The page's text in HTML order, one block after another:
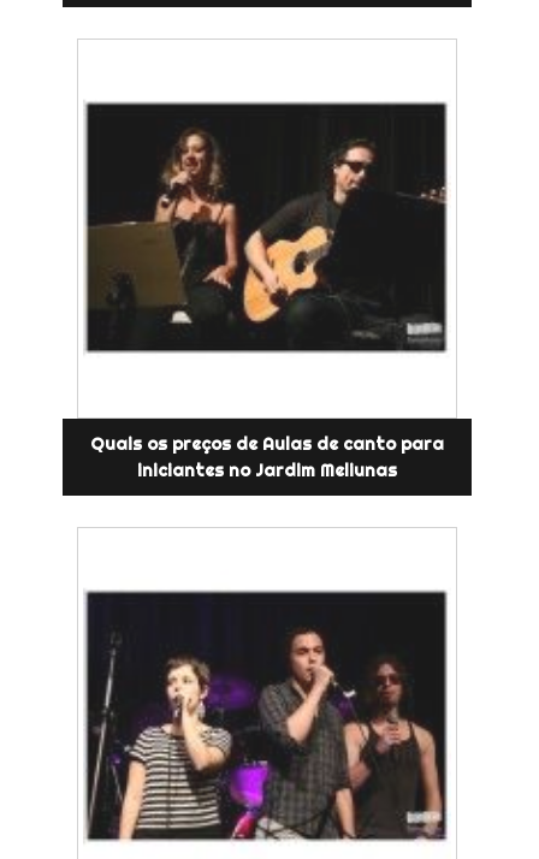
Quais os preços de Aulas de canto para
iniciantes no Jardim Meliunas